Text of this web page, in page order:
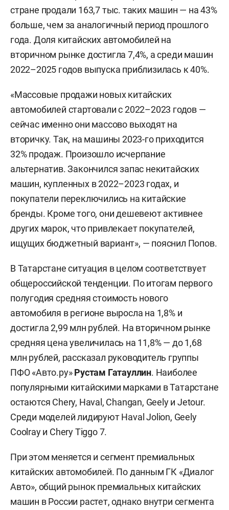
стране продали 163,7 тыс. таких машин — на 43%
больше, чем за аналогичный период прошлого
года. Доля китайских автомобилей на
вторичном рынке достигла 7,4%, а среди машин
2022–2025 годов выпуска приблизилась к 40%.
«Массовые продажи новых китайских
автомобилей стартовали с 2022–2023 годов —
сейчас именно они массово выходят на
вторичку. Так, на машины 2023-го приходится
32% продаж. Произошло исчерпание
альтернатив. Закончился запас некитайских
машин, купленных в 2022–2023 годах, и
покупатели переключились на китайские
бренды. Кроме того, они дешевеют активнее
других марок, что привлекает покупателей,
ищущих бюджетный вариант», — пояснил Попов.
В Татарстане ситуация в целом соответствует
общероссийской тенденции. По итогам первого
полугодия средняя стоимость нового
автомобиля в регионе выросла на 1,8% и
достигла 2,99 млн рублей. На вторичном рынке
средняя цена увеличилась на 11,8% — до 1,68
млн рублей, рассказал руководитель группы
ПФО «Авто.ру»Рустам Гатауллин. Наиболее
популярными китайскими марками в Татарстане
остаются Chery, Haval, Changan, Geely и Jetour.
Среди моделей лидируют Haval Jolion, Geely
Coolray и Chery Tiggo 7.
При этом меняется и сегмент премиальных
китайских автомобилей. По данным ГК «Диалог
Авто», общий рынок премиальных китайских
машин в России растет, однако внутри сегмента